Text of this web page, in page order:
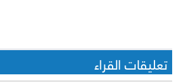
تعليقات القراء